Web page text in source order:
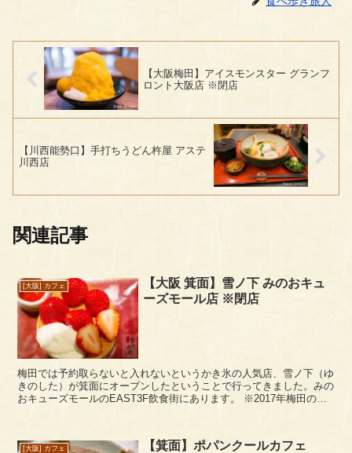
【大阪梅田】アイスモンスター グランフ
ロント大阪店 ※閉店
【川西能勢口】手打ちうどん杵屋 アステ
川西店
関連記事
[大阪] カフェ
【大阪 箕面】雪ノ下 みのおキュ
ーズモール店 ※閉店
梅田では予約取らないと入れないというかき氷の人気店、雪ノ下（ゆ
きのした）が箕面にオープンしたということで行ってきました。みの
おキューズモールのEAST3F飲食街にあります。 ※2017年梅田の雪
[大阪] カフェ
【箕面】ポパンクールカフェ